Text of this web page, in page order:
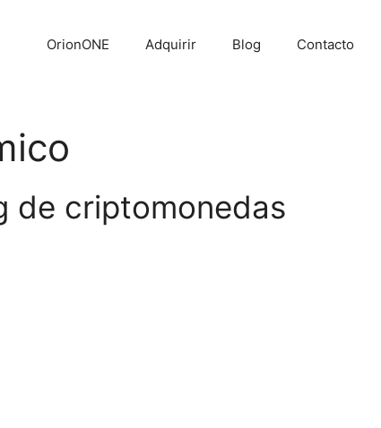
OrionONE Adquirir Blog Contacto
de criptomonedas